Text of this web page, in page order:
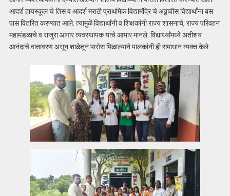
आदर्श हायस्कूल चे तिस व आदर्श मराठी प्राथमिक विद्यामंदिर चे अठ्ठावीस विद्यार्थांना बस
पास वितरित करण्यात आले. त्यामुळें विद्यार्थांनी व शिक्षकांनी राज्य शासनाचे, राज्य परिवहन
महामंडळाचे व राजुरा आगार व्यवस्थापक यांचे आभार मानले. विद्यार्थ्यांमध्ये अतीशय
आनंदाचे वातावरण असून शाळेतून पासेस मिळाल्याने पालकांनी ही समाधान व्यक्त केले.